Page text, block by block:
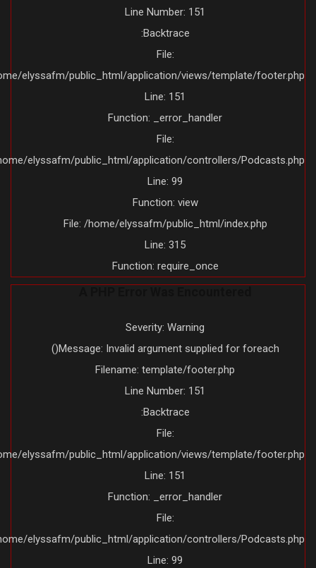
Line Number: 151
Backtrace:
File:
/home/elyssafm/public_html/application/views/template/
Line: 151
Function: _error_handler
File:
/home/elyssafm/public_html/application/controllers/
Line: 99
Function: view
File: /home/elyssafm/public_html/index.php
Line: 315
Function: require_once
Severity: Warning
Message: Invalid argument supplied for foreach()
Filename: template/footer.php
Line Number: 151
Backtrace:
File:
/home/elyssafm/public_html/application/views/template/
Line: 151
Function: _error_handler
File:
/home/elyssafm/public_html/application/controllers/
Line: 99